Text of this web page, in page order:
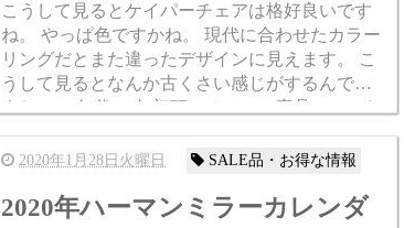
こうして見るとケイパーチェアは格好良いです
ね。 やっぱ色ですかね。 現代に合わせたカラー
リングだとまた違ったデザインに見えます。 こ
うして見るとなんか古くさい感じがするんです
よね。 90年代-00年初頭のオフィス家具といった
印象です。 いや実際ケイ...
2020年1月28日火曜日 SALE品・お得な情報
2020年ハーマンミラーカレンダ